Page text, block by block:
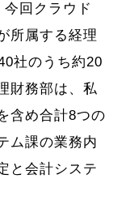
今回クラウド
所属する経理
社のうち約20
財務部は、私
含め合計8つの
ム課の業務内
と会計システ